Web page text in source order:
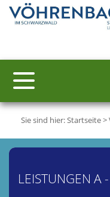
Sie sind hier:Startseite>
LEISTUNGEN A